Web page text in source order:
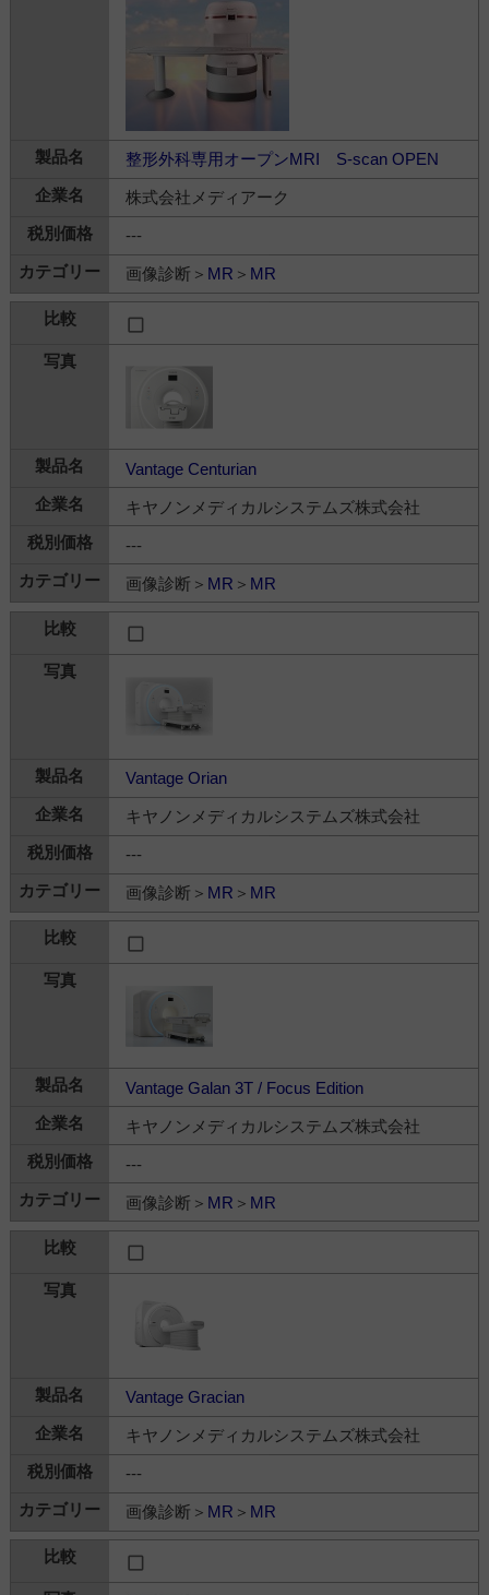
整形外科専用オープンMRI S-scan OPEN
株式会社メディアーク
---
画像診断＞ MR ＞ MR
Vantage Centurian
キヤノンメディカルシステムズ株式会社
---
画像診断＞ MR ＞ MR
Vantage Orian
キヤノンメディカルシステムズ株式会社
---
画像診断＞ MR ＞ MR
Vantage Galan 3T / Focus Edition
キヤノンメディカルシステムズ株式会社
---
画像診断＞ MR ＞ MR
Vantage Gracian
キヤノンメディカルシステムズ株式会社
---
画像診断＞ MR ＞ MR